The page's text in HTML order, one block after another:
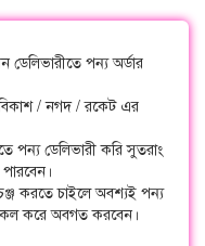
ডেলিভারীতে পন্য অর্ডার
বিকাশ / নগদ / রকেট এর
পন্য ডেলিভারী করি সুতরাং
করতে চাইলে অবশ্যই পন্য
কল করে অবগত করবেন।